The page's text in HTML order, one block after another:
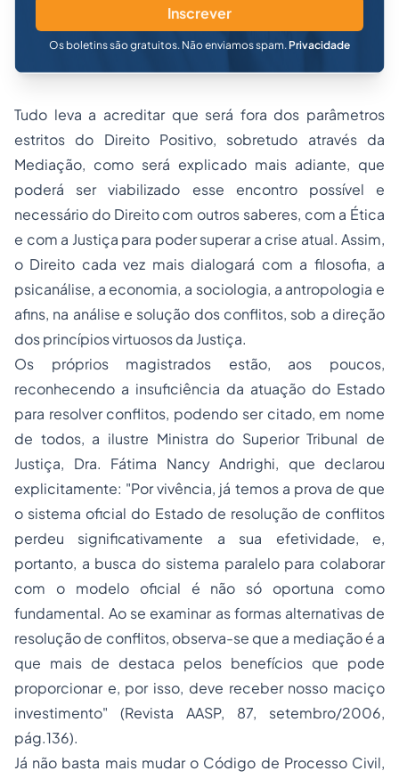
Inscrever
Os boletins são gratuitos. Não enviamos spam. Privacidade
Tudo leva a acreditar que será fora dos parâmetros
estritos do Direito Positivo, sobretudo através da
Mediação, como será explicado mais adiante, que
poderá ser viabilizado esse encontro possível e
necessário do Direito com outros saberes, com a Ética
e com a Justiça para poder superar a crise atual. Assim,
o Direito cada vez mais dialogará com a filosofia, a
psicanálise, a economia, a sociologia, a antropologia e
afins, na análise e solução dos conflitos, sob a direção
dos princípios virtuosos da Justiça.
Os próprios magistrados estão, aos poucos,
reconhecendo a insuficiência da atuação do Estado
para resolver conflitos, podendo ser citado, em nome
de todos, a ilustre Ministra do Superior Tribunal de
Justiça, Dra. Fátima Nancy Andrighi, que declarou
explicitamente: "Por vivência, já temos a prova de que
o sistema oficial do Estado de resolução de conflitos
perdeu significativamente a sua efetividade, e,
portanto, a busca do sistema paralelo para colaborar
com o modelo oficial é não só oportuna como
fundamental. Ao se examinar as formas alternativas de
resolução de conflitos, observa-se que a mediação é a
que mais de destaca pelos benefícios que pode
proporcionar e, por isso, deve receber nosso maciço
investimento" (Revista AASP, 87, setembro/2006,
pág.136).
Já não basta mais mudar o Código de ProcessoCivil,